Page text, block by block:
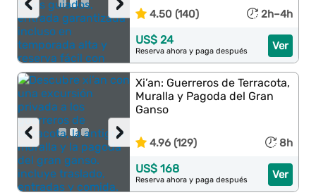
4.50 (140) 2h–4h
Ver
US$ 24
Reserva ahora y paga después
›
‹
Xi’an: Guerreros de Terracota,
Muralla y Pagoda del Gran
Ganso
4.96 (129) 8h
Ver
US$ 168
Reserva ahora y paga después